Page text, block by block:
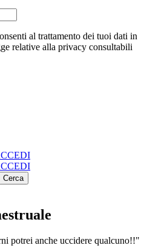
al trattamento dei tuoi dati in
relative alla privacy consultabili
potrei anche uccidere qualcuno!!"